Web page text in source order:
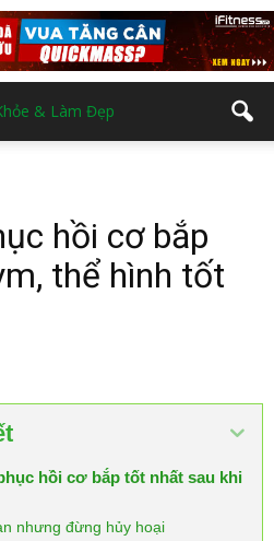
hồi cơ bắp
thể hình tốt
hồi cơ bắp tốt nhất sau khi
nhưng đừng hủy hoại